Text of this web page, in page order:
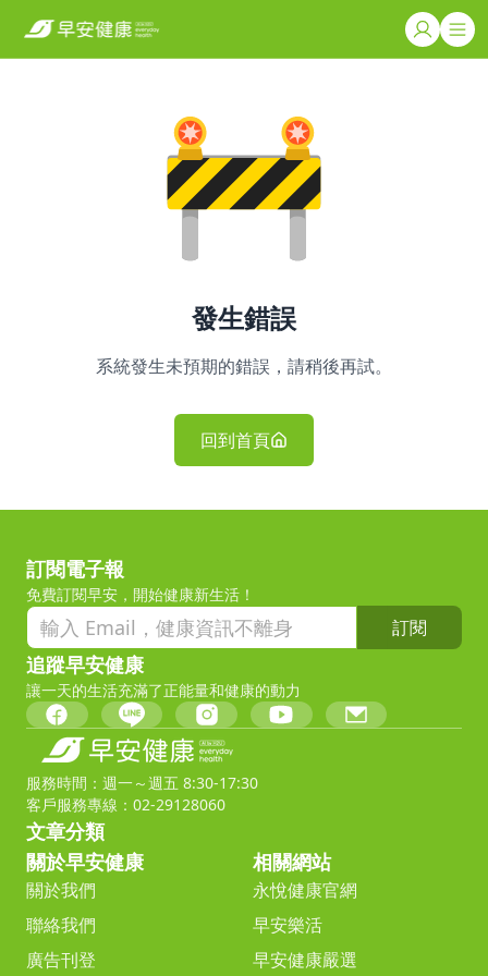
發生錯誤
系統發生未預期的錯誤，請稍後再試。
回到首頁
訂閱電子報
免費訂閱早安，開始健康新生活！
訂閱
追蹤早安健康
讓一天的生活充滿了正能量和健康的動力
服務時間：週一～週五 8:30-17:30
客戶服務專線：02-29128060
文章分類
關於早安健康
關於我們
聯絡我們
廣告刊登
相關網站
永悅健康官網
早安樂活
早安健康嚴選